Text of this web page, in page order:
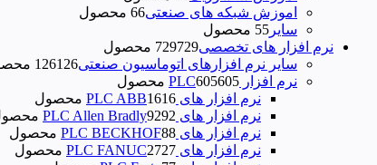
اموزش شبکه های صنعتی 66 محصول
سایر
55 محصول
نرم افزار های تخصصی
729729 محصول
سایر نرم افزارهای اتوماسیون صنعتی
126126 محصول
نرم افزار PLC
605605 محصول
نرم افزار های PLC ABB
1616 محصول
نرم افزار های PLC Allen Bradly
9292 محصول
نرم افزار های PLC BECKHOF
88 محصول
نرم افزار های PLC FANUC
2727 محصول